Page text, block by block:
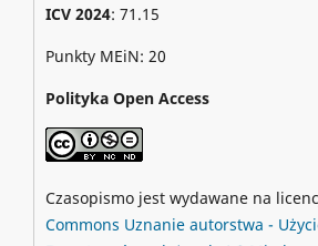
ICV 2024: 71.15
Punkty MEiN: 20
Polityka Open Access
Czasopismo jest wydawane na
Commons Uznanie autorstwa -